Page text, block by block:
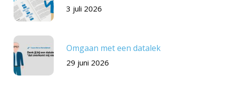
3 juli 2026
Omgaan met een datalek
29 juni 2026